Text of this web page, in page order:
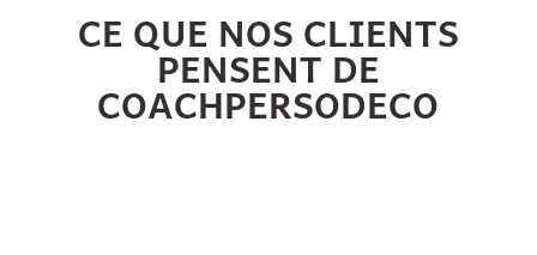
CE QUE NOS CLIENTS
PENSENT DE
COACHPERSODECO